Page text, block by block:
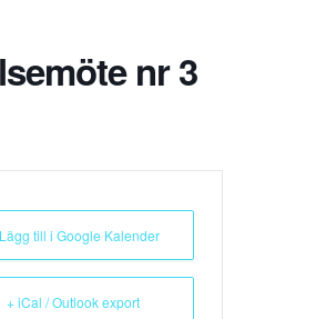
nr 3
till i Google Kalender
+ iCal / Outlook export